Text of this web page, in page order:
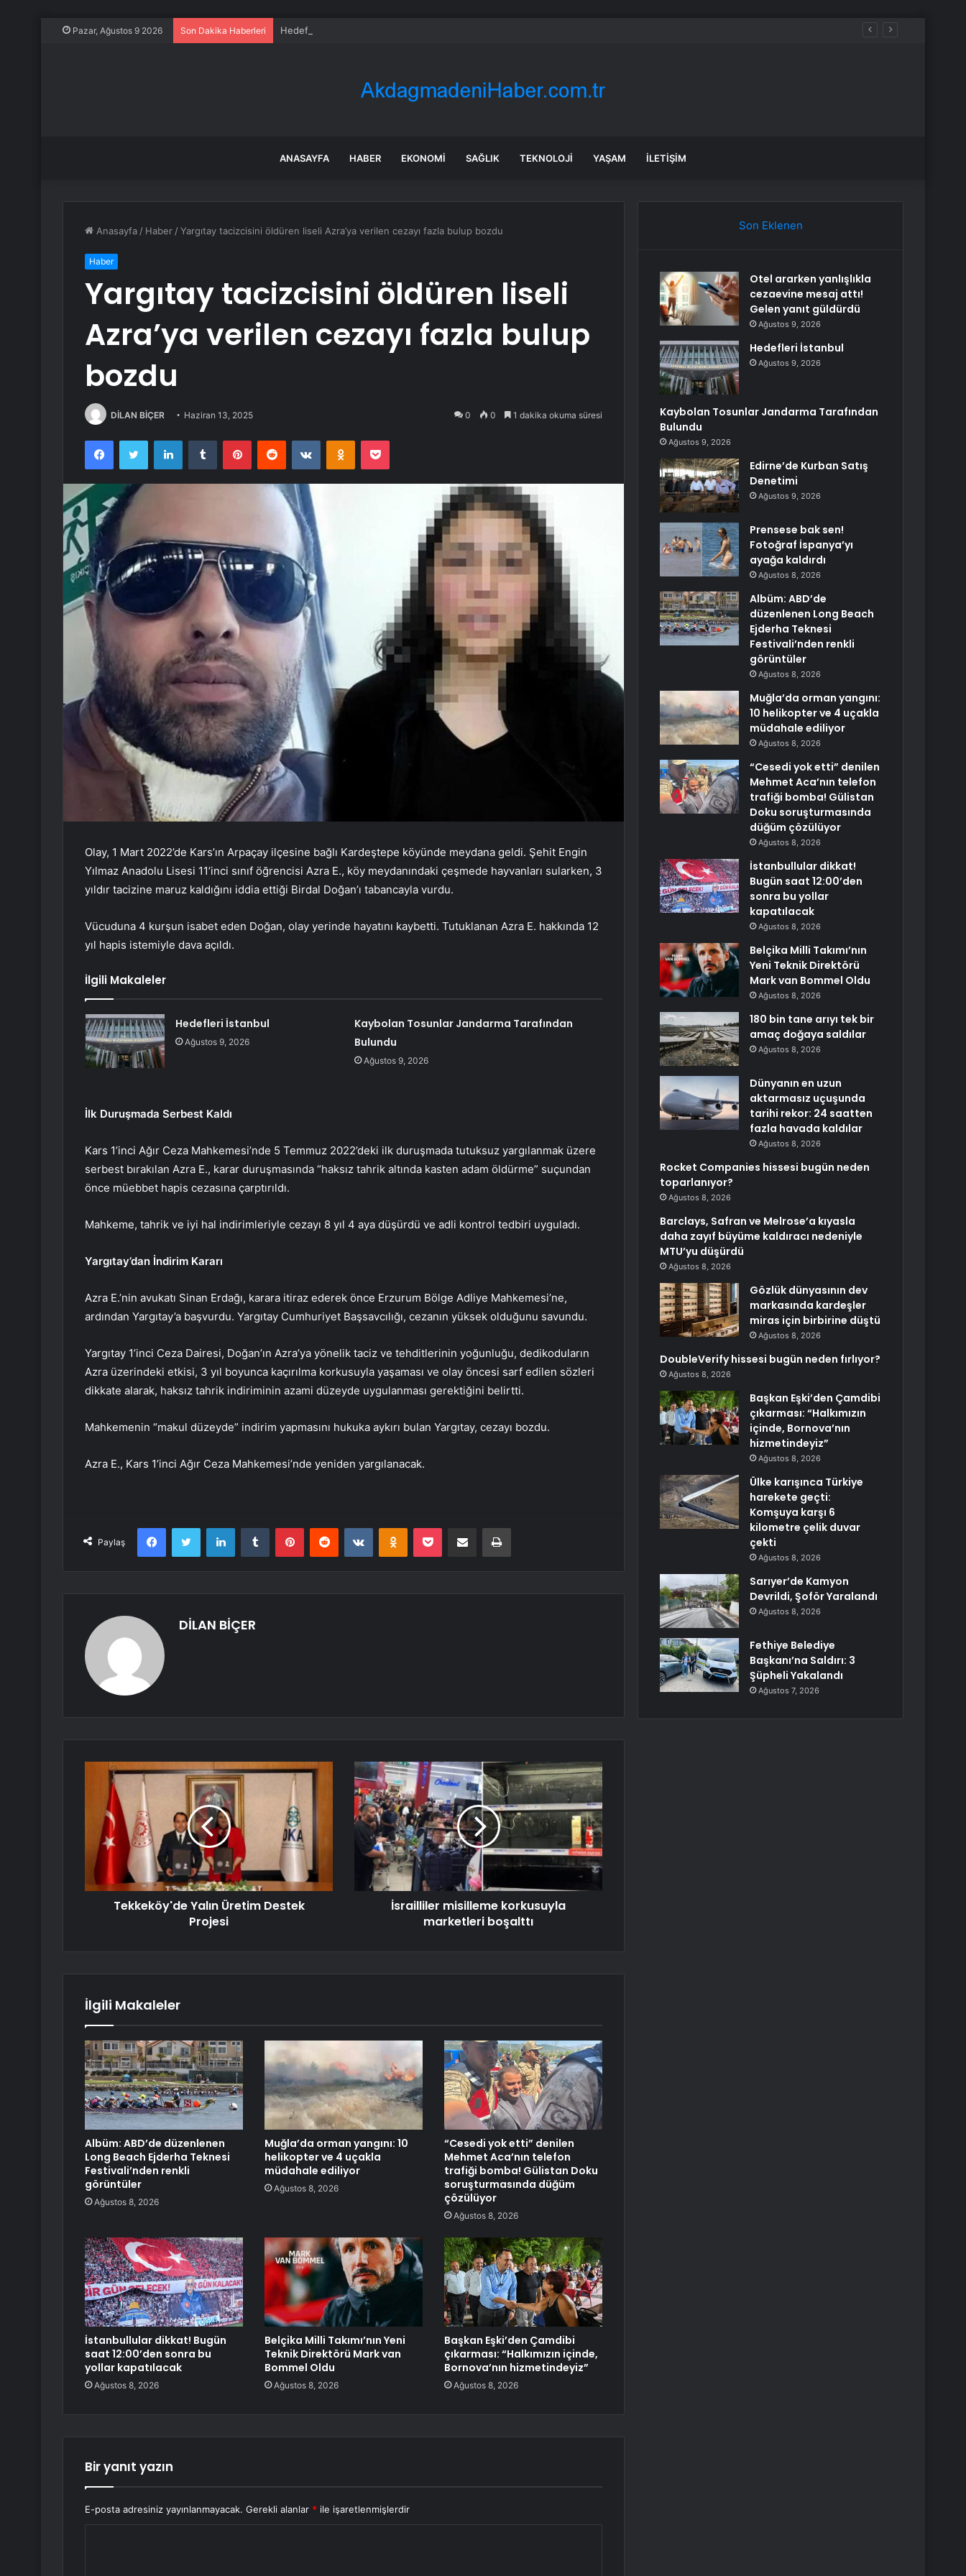
Pazar, Ağustos 9 2026 Son Dakika Haberleri Hedefleri İstanbul
ANASAYFA HABER EKONOMI SAĞLIK TEKNOLOJI YAŞAM İLETIŞIM
Anasayfa / Haber /Yargıtay tacizcisini öldüren liseli Azra’ya verilen cezayı fazla bulup bozdu
Haber
Yargıtay tacizcisini öldüren liseli
Azra’ya verilen cezayı fazla bulup
bozdu
DİLAN BİÇER Haziran 13, 2025 0 0 1 dakika okuma süresi
FacebookTwitter LinkedInTumblr PinterestReddit VKontakteOdnoklassniki
Pocket
Olay, 1 Mart 2022’de Kars’ın Arpaçay ilçesine bağlı Kardeştepe köyünde meydana geldi. Şehit Engin
Yılmaz Anadolu Lisesi 11’inci sınıf öğrencisi Azra E., köy meydanındaki çeşmede hayvanları sularken, 3
yıldır tacizine maruz kaldığını iddia ettiği Birdal Doğan’ı tabancayla vurdu.
Vücuduna 4 kurşun isabet eden Doğan, olay yerinde hayatını kaybetti. Tutuklanan Azra E. hakkında 12
yıl hapis istemiyle dava açıldı.
İlgili Makaleler
Hedefleri İstanbul
Ağustos 9, 2026
Kaybolan Tosunlar Jandarma Tarafından
Bulundu
Ağustos 9, 2026
İlk Duruşmada Serbest Kaldı
Kars 1’inci Ağır Ceza Mahkemesi’nde 5 Temmuz 2022’deki ilk duruşmada tutuksuz yargılanmak üzere
serbest bırakılan Azra E., karar duruşmasında “haksız tahrik altında kasten adam öldürme” suçundan
önce müebbet hapis cezasına çarptırıldı.
Mahkeme, tahrik ve iyi hal indirimleriyle cezayı 8 yıl 4 aya düşürdü ve adli kontrol tedbiri uyguladı.
Yargıtay’dan İndirim Kararı
Azra E.’nin avukatı Sinan Erdağı, karara itiraz ederek önce Erzurum Bölge Adliye Mahkemesi’ne,
ardından Yargıtay’a başvurdu. Yargıtay Cumhuriyet Başsavcılığı, cezanın yüksek olduğunu savundu.
Yargıtay 1’inci Ceza Dairesi, Doğan’ın Azra’ya yönelik taciz ve tehditlerinin yoğunluğu, dedikoduların
Azra üzerindeki etkisi, 3 yıl boyunca kaçırılma korkusuyla yaşaması ve olay öncesi sarf edilen sözleri
dikkate alarak, haksız tahrik indiriminin azami düzeyde uygulanması gerektiğini belirtti.
Mahkemenin “makul düzeyde” indirim yapmasını hukuka aykırı bulan Yargıtay, cezayı bozdu.
Azra E., Kars 1’inci Ağır Ceza Mahkemesi’nde yeniden yargılanacak.
Paylaş
FacebookTwitter LinkedInTumblr PinterestReddit VKontakteOdnoklassniki
Pocket E-Posta ile paylaş Yazdır
DİLAN BİÇER
Tekkeköy'de Yalın Üretim Destek
Projesi
İsrailliler misilleme korkusuyla
marketleri boşalttı
İlgili Makaleler
Albüm: ABD’de düzenlenen
Long Beach Ejderha Teknesi
Festivali’nden renkli
görüntüler
Ağustos 8, 2026
Muğla’da orman yangını: 10
helikopter ve 4 uçakla
müdahale ediliyor
Ağustos 8, 2026
“Cesedi yok etti” denilen
Mehmet Aca’nın telefon
trafiği bomba! Gülistan Doku
soruşturmasında düğüm
çözülüyor
Ağustos 8, 2026
İstanbullular dikkat! Bugün
saat 12:00’den sonra bu
yollar kapatılacak
Ağustos 8, 2026
Belçika Milli Takımı’nın Yeni
Teknik Direktörü Mark van
Bommel Oldu
Ağustos 8, 2026
Başkan Eşki’den Çamdibi
çıkarması: “Halkımızın içinde,
Bornova’nın hizmetindeyiz”
Ağustos 8, 2026
Bir yanıt yazın
E-posta adresiniz yayınlanmayacak. Gerekli alanlar * ile işaretlenmişlerdir
Son Eklenen
Otel ararken yanlışlıkla
cezaevine mesaj attı!
Gelen yanıt güldürdü
Ağustos 9, 2026
Hedefleri İstanbul
Ağustos 9, 2026
Kaybolan Tosunlar Jandarma Tarafından
Bulundu
Ağustos 9, 2026
Edirne’de Kurban Satış
Denetimi
Ağustos 9, 2026
Prensese bak sen!
Fotoğraf İspanya’yı
ayağa kaldırdı
Ağustos 8, 2026
Albüm: ABD’de
düzenlenen Long Beach
Ejderha Teknesi
Festivali’nden renkli
görüntüler
Ağustos 8, 2026
Muğla’da orman yangını:
10 helikopter ve 4 uçakla
müdahale ediliyor
Ağustos 8, 2026
“Cesedi yok etti” denilen
Mehmet Aca’nın telefon
trafiği bomba! Gülistan
Doku soruşturmasında
düğüm çözülüyor
Ağustos 8, 2026
İstanbullular dikkat!
Bugün saat 12:00’den
sonra bu yollar
kapatılacak
Ağustos 8, 2026
Belçika Milli Takımı’nın
Yeni Teknik Direktörü
Mark van Bommel Oldu
Ağustos 8, 2026
180 bin tane arıyı tek bir
amaç doğaya saldılar
Ağustos 8, 2026
Dünyanın en uzun
aktarmasız uçuşunda
tarihi rekor: 24 saatten
fazla havada kaldılar
Ağustos 8, 2026
Rocket Companies hissesi bugün neden
toparlanıyor?
Ağustos 8, 2026
Barclays, Safran ve Melrose’a kıyasla
daha zayıf büyüme kaldıracı nedeniyle
MTU’yu düşürdü
Ağustos 8, 2026
Gözlük dünyasının dev
markasında kardeşler
miras için birbirine düştü
Ağustos 8, 2026
DoubleVerify hissesi bugün neden fırlıyor?
Ağustos 8, 2026
Başkan Eşki’den Çamdibi
çıkarması: “Halkımızın
içinde, Bornova’nın
hizmetindeyiz”
Ağustos 8, 2026
Ülke karışınca Türkiye
harekete geçti:
Komşuya karşı 6
kilometre çelik duvar
çekti
Ağustos 8, 2026
Sarıyer’de Kamyon
Devrildi, Şoför Yaralandı
Ağustos 8, 2026
Fethiye Belediye
Başkanı’na Saldırı: 3
Şüpheli Yakalandı
Ağustos 7, 2026